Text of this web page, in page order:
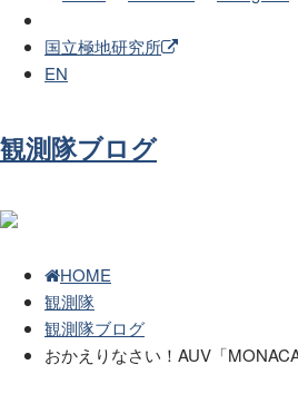
国立極地研究所
EN
観測隊ブログ
HOME
観測隊
観測隊ブログ
おかえりなさい！AUV「